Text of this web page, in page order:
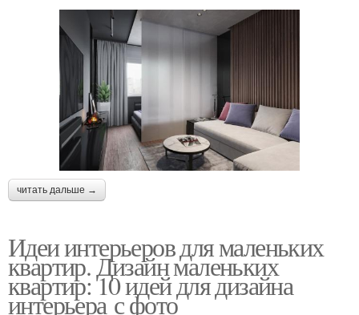
читать дальше →
Идеи интерьеров для маленьких
квартир. Дизайн маленьких
квартир: 10 идей для дизайна
интерьера с фото